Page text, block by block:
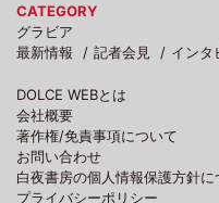
CATEGORY
グラビア
最新情報
記者会見 インタ
DOLCE WEBとは
会社概要
著作権/免責事項について
お問い合わせ
白夜書房の個人情報保護方針に
プライバシーポリシー